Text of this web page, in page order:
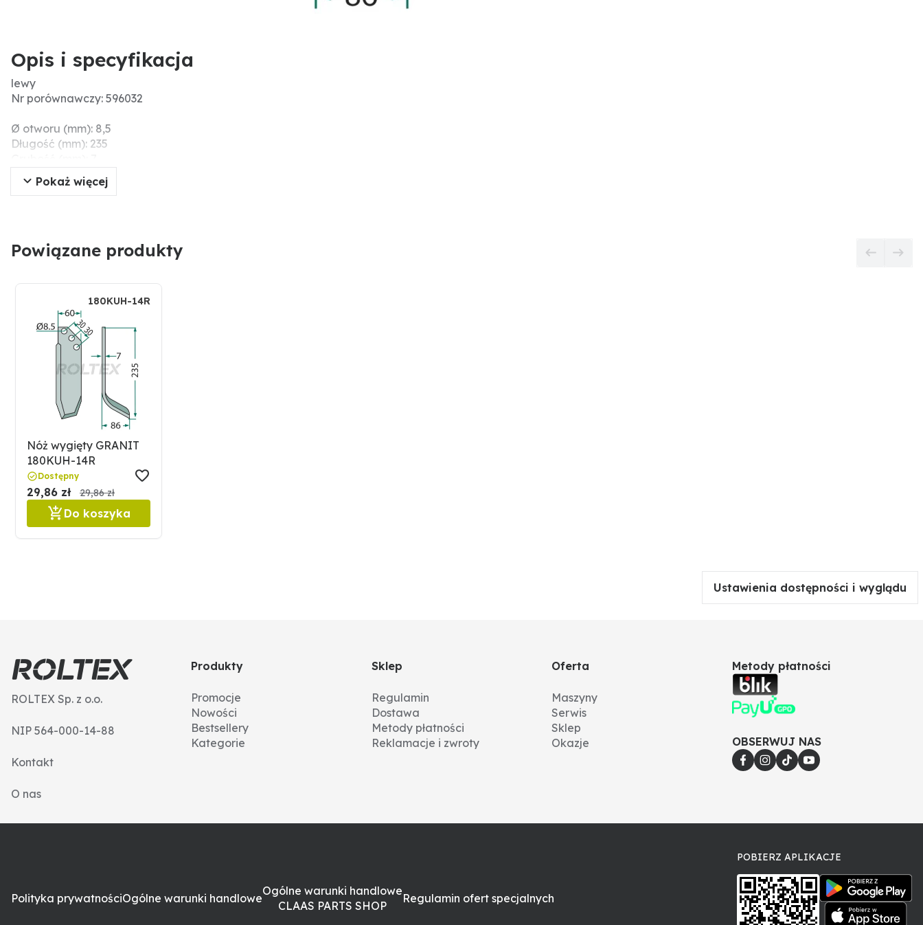
Opis i specyfikacja
lewy
Nr porównawczy: 596032
Ø otworu (mm): 8,5
Długość (mm): 235
Wymiary montażowe (mm): 60
Szerokość robocza (mm): 86
Pokaż więcej
Powiązane produkty
180KUH-14R
Nóż wygięty GRANIT
180KUH-14R
Dostępny
29,86 zł 29,86 zł
Do koszyka
Ustawienia dostępności i wyglądu
ROLTEX Sp. z o.o.
NIP 564-000-14-88
Kontakt
O nas
Produkty
Promocje
Nowości
Bestsellery
Kategorie
Sklep
Regulamin
Dostawa
Metody płatności
Reklamacje i zwroty
Oferta
Maszyny
Serwis
Sklep
Okazje
Metody płatności
OBSERWUJ NAS
Polityka prywatnościOgólne warunki handlowe
Ogólne warunki handlowe
CLAAS PARTS SHOP
Regulamin ofert specjalnych
POBIERZ APLIKACJE